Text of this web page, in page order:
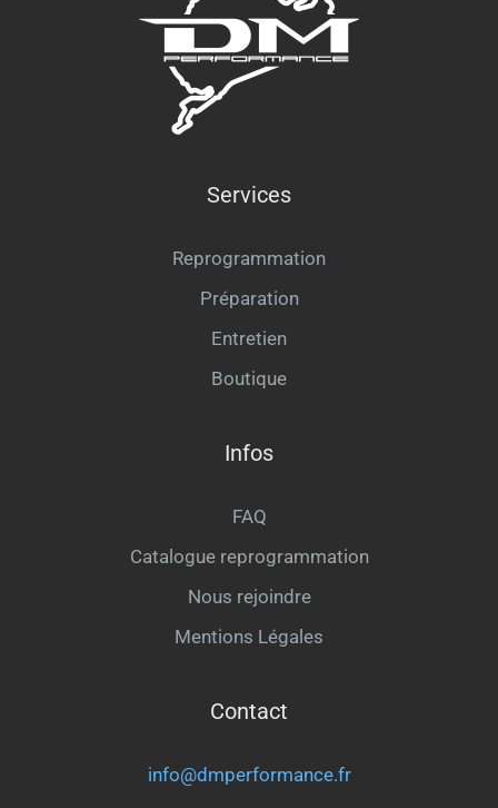
Services
Reprogrammation
Préparation
Entretien
Boutique
Infos
FAQ
Catalogue reprogrammation
Nous rejoindre
Mentions Légales
Contact
info@dmperformance.fr